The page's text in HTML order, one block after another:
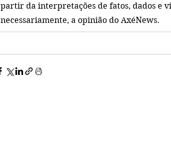
partir da interpretações de fatos, dados e
necessariamente, a opinião do AxéNews.